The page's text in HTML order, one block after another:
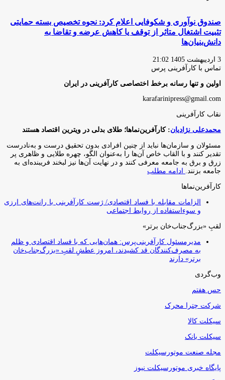
صندوق نوآوری و شکوفایی اعلام کرد: نحوه تخصیص بسته حمایتی
تثبیت اشتغال متاثر از توقف یا کاهش عرضه و تقاضا به
دانش‌بنیان‌ها
3 اردیبهشت 1405 21:02
تماس با کارآفرینی پرس
اولین و تنها رسانه برخط اختصاصی کارآفرینی در ایران
karafarinipress@gmail.com
نقاب کارآفرینی
محمدعلی نژادیان: کارآفرین‌نماها؛ طلای بدلی در ویترین اقتصاد هستند
مسئولان و سازمان‌ها نباید از چنین افرادی بدون تحقیق درست و به‌نادرست
تقدیر کنند و با القاب خاص آ‌ن‌ها را به‌عنوان الگو، چهره طلایی و ظاهری پر
زرق و برق به جامعه معرفی کنند و در نهایت آن‌ها نیز لبخند فریبنده‌ای به
جامعه بزنند. ادامه مطلب
کارآفرین‌نماها
الزامات مقابله با فساد اقتصادی/ ژست کارآفرینی با رانت‌های ارزی
و سوءاستفاده از روابط اجتماعی
لقبِ «بزرگ‌جناب‌خان برتر»
مدیرمسئول کارآفرینی‌پرس: همان‌هایی که با فساد اقتصادی و ظلم
به مصرف‌کنندگان قد کشیدند، امروز عطشِ لقبِ «بزرگ‌جناب‌خان
برتر» دارند
وب‌گردی
حس هفتم
شرکت چترا محرک
سیکلت کالا
سیکلت بانک
مجله صنعت موتورسیکلت
پایگاه خبری موتورسیکلت نیوز